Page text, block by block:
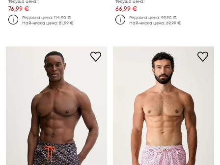
Текуща цена:
76,99 €
Редовна цена:114,90 €
Най-ниска цена:81,99 €
Текуща цена:
66,99 €
Редовна цена:99,90 €
Най-ниска цена:69,99 €